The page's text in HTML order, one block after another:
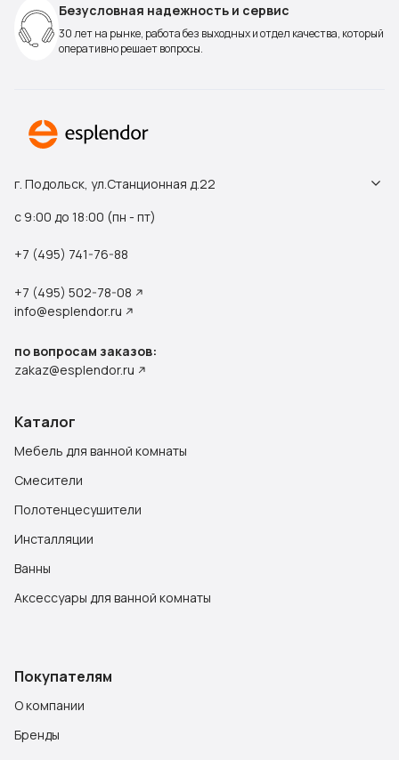
Безусловная надежность и сервис
30 лет на рынке, работа без выходных и отдел качества, который
оперативно решает вопросы.
г. Подольск, ул.Станционная д.22
с 9:00 до 18:00 (пн - пт)
+7 (495) 741-76-88
+7 (495) 502-78-08
info@esplendor.ru
по вопросам заказов:
zakaz@esplendor.ru
Каталог
Мебель для ванной комнаты
Смесители
Полотенцесушители
Инсталляции
Ванны
Аксессуары для ванной комнаты
Покупателям
О компании
Бренды